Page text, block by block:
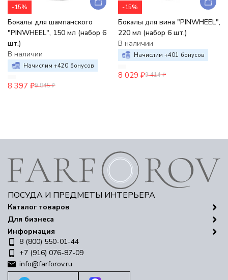
-15%
Бокалы для шампанского
"PINWHEEL", 150 мл (набор 6
шт.)
В наличии
Начислим +420 бонусов
8 397 ₽9 845 ₽
-15%
Бокалы для вина "PINWHEEL",
220 мл (набор 6 шт.)
В наличии
Начислим +401 бонусов
8 029 ₽9 414 ₽
ПОСУДА И ПРЕДМЕТЫ ИНТЕРЬЕРА
Каталог товаров
Для бизнеса
Информация
8 (800) 550-01-44
+7 (916) 076-87-09
info@farforov.ru